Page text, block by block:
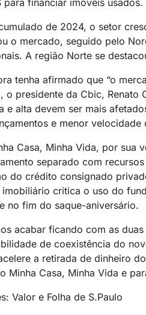
de 2024, o setor
o mercado, seguido pelo
A região Norte se
tenha afirmado que “o
o presidente da Cbic, Renato
e alta devem ser mais
e menor velocidade
Casa, Minha Vida, por sua
separado com
do crédito consignado
imobiliário critica o uso do
no fim do saque-aniversário.
acabar ficando com as
de coexistência do
a retirada de dinheiro
Minha Casa, Minha Vida e
Valor e Folha de S.Paulo